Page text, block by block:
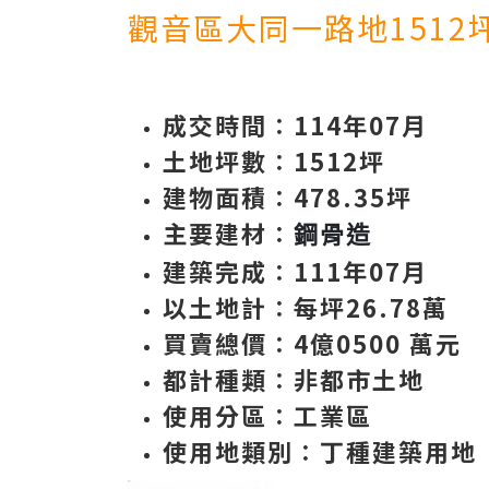
觀音區大同一路地1512
成交時間 ∶114年07月
土地坪數 ∶1512坪
建物面積 ∶478.35坪
主要建材 ∶ 鋼骨造
建築完成 ∶111年07月
以土地計 ∶每坪26.78萬
買賣總價 ∶4億0500 萬元
都計種類 ∶非都市土地
使用分區 ∶工業區
使用地類別 ∶丁種建築用地